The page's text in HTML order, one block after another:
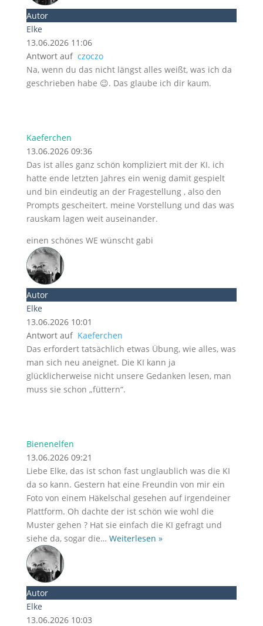
Autor
Elke
13.06.2026 11:06
Antwort auf czoczo
Na, wenn du das nicht längst alles weißt, was ich da
geschrieben habe 😉. Das glaube ich dir kaum.
Kaeferchen
13.06.2026 09:36
Das ist alles ganz schön kompliziert mit der KI. ich
hatte ende letzten Jahres ein wenig damit gespielt
und bin eindeutig an der Fragestellung , also den
Prompts gescheitert. meine Vorstellung und das was
rauskam lagen weit auseinander.
einen schönes WE wünscht gabi
Autor
Elke
13.06.2026 10:01
Antwort auf Kaeferchen
Das erfordert tatsächlich etwas Übung, wie alles, was
man sich neu aneignet. Die KI kann ja
glücklicherweise nicht unsere Gedanken lesen, man
muss sie schon „füttern“.
Bienenelfen
13.06.2026 09:21
Liebe Elke, das ist schon fast unglaublich was die KI
da so kann. Gestern hat eine Freundin von mir ein
Foto von einem Häkelschal gesehen auf irgendeiner
Plattform. Oh dachte der ist schön wie wohl die
Muster gehen ? Hat sie einfach die KI gefragt und
siehe da, sogar die… Weiterlesen »
Autor
Elke
13.06.2026 10:03